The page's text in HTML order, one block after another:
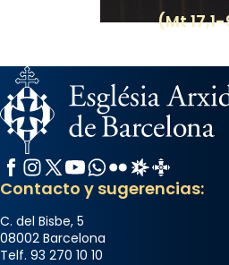
(Mt
Facebook
Instagram
X / Twitter
YouTube
WhatsApp
FlickrRadio Estel
Catalunya
Contacto y sugerencias:
C. del Bisbe, 5
08002 Barcelona
Telf. 93 270 10 10